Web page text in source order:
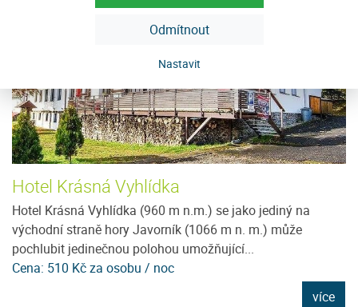
Odmítnout
Nastavit
Hotel Krásná Vyhlídka
Hotel Krásná Vyhlídka (960 m n.m.) se jako jediný na
východní straně hory Javorník (1066 m n. m.) může
pochlubit jedinečnou polohou umožňující...
Cena: 510 Kč za osobu / noc
více